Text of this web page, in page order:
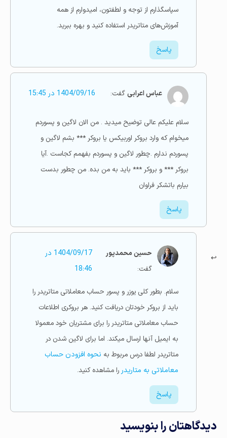
سپاسگذارم از توجه و لطفتون، امیدوارم از همه
آموزش‌های متاتریدر استفاده کنید و بهره ببرید.
پاسخ
عباس اعرابیگفت: 1404/09/16 در 15:45
سلام علیکم عالی توضیح میدید . من الان لاگین و پسوردم
میخوام که وارد بروکر اوربیکس یا بروکر *** بشم لاگین و
پسوردم ندارم .چطور لاگین و پسوردم بفهمم کجاست .آیا
بروکر *** و بروکر *** باید به من بده. من چطور بدست
بیارم باتشکر فراوان
پاسخ
حسین محمدپور
گفت:
1404/09/17 در
18:46
سلام. بطور کلی یوزر و پسور حساب معاملاتی متاتریدر را
باید از بروکر خودتان دریافت کنید. هر بروکری اطلاعات
حساب معاملاتی متاتریدر را برای مشتریان خود معمولا
به ایمیل آنها ارسال میکند. اما برای لاگین شدن در
متاتریدر لطفا درس مربوط به نحوه افزودن حساب
معاملاتی به متاریدر را مشاهده کنید.
پاسخ
دیدگاهتان را بنویسید